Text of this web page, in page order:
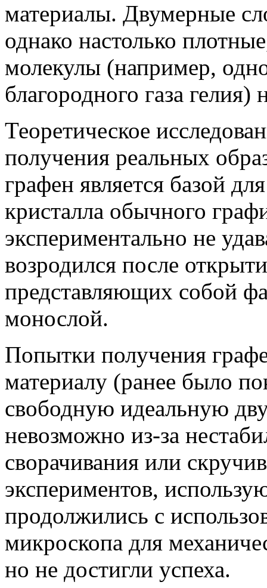
материалы. Двумерные
однако настолько
молекулы (например,
благородного газа
Теоретическое
получения реальных
графен является базой
кристалла обычного
экспериментально не
возродился после
представляющих собой
монослой.
Попытки получения
материалу (ранее было
свободную идеальную
невозможно из-за
сворачивания или
экспериментов,
продолжились с
микроскопа для
но не достигли успеха.